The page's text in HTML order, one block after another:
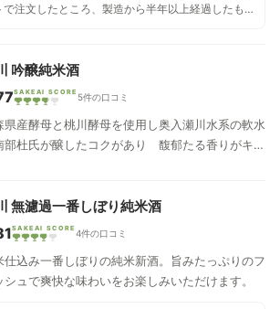
で注文したところ、製造から半年以上経過したも
ただく事ができました。
吟醸純米酒
SAKEAI SCORE 5件の口コミ
県産酵母と桃川酵母を使用し奥入瀬川水系の軟水
部杜氏が醸したコクがあり 馥郁たる香りがキレ
無濾過一番しぼり純米酒
SAKEAI SCORE 4件の口コミ
仕込み一番しぼりの純米新酒。旨みたっぷりのフ
シュで爽快な味わいをお楽しみいただけます。